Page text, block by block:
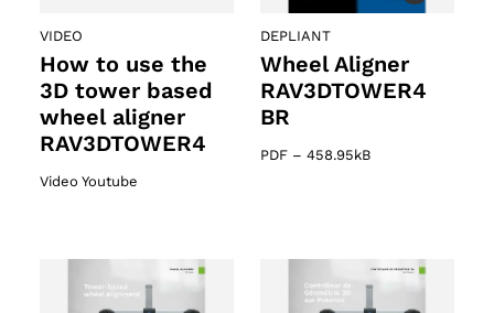
VIDEO
How to use the
3D tower based
wheel aligner
RAV3DTOWER4
Video Youtube
DEPLIANT
Wheel Aligner
RAV3DTOWER4
BR
PDF – 458.95kB